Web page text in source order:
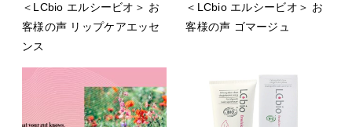
＜LCbio エルシービオ＞ お
客様の声 リップケアエッセ
ンス
＜LCbio エルシービオ＞ お
客様の声 ゴマージュ